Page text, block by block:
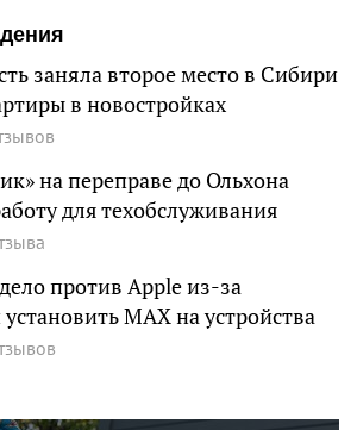
заняла второе место в Сибири
в новостройках
на переправе до Ольхона
для техобслуживания
против Apple из-за
MAX на устройства